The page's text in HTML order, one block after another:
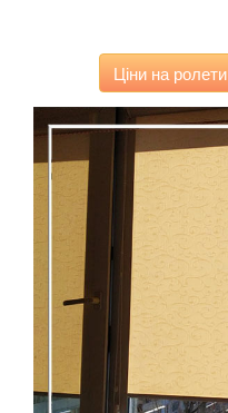
Ціни на ролети